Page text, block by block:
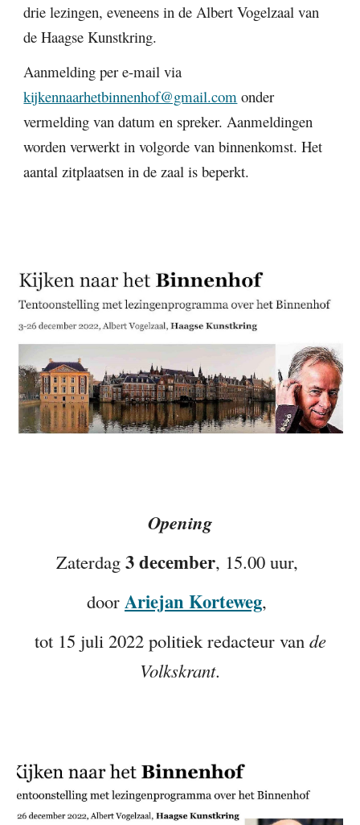
drie lezingen, eveneens in de Albert Vogelzaal van
de Haagse Kunstkring.
Aanmelding per e-mail via
kijkennaarhetbinnenhof@gmail.com onder
vermelding van datum en spreker. Aanmeldingen
worden verwerkt in volgorde van binnenkomst. Het
aantal zitplaatsen in de zaal is beperkt.
Opening
Zaterdag 3 december, 15.00 uur,
door Ariejan Korteweg,
tot 15 juli 2022 politiek redacteur van de
Volkskrant.